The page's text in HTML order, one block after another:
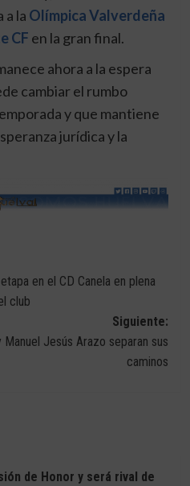
a la Olímpica Valverdeña
CF en la gran final.
ahora a la espera
cambiar el rumbo
y que mantiene
jurídica y la
en el CD Canela en plena
club
Siguiente:
Manuel Jesús Arazo separan sus
caminos
de Honor y será rival de